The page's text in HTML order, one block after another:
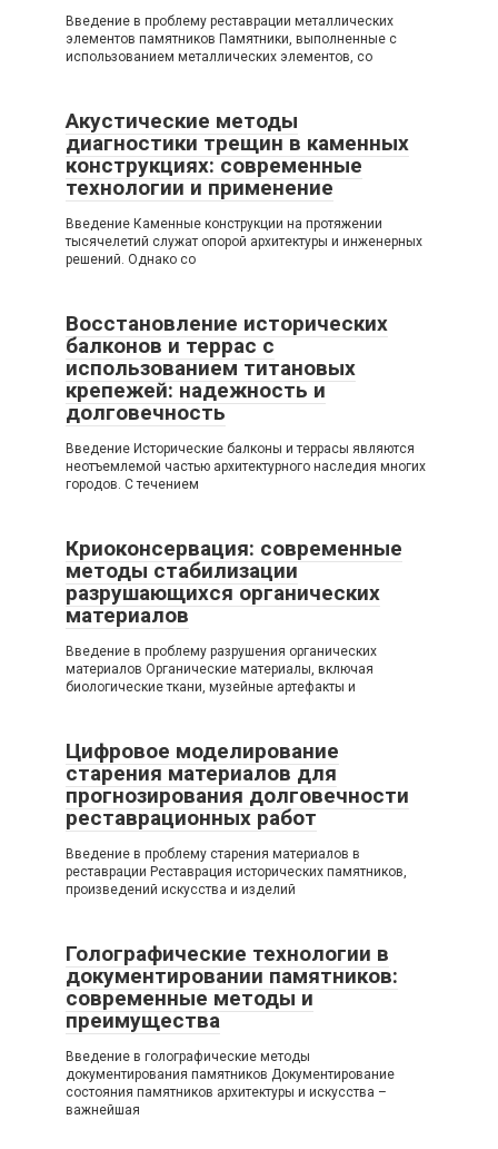
Введение в проблему реставрации металлических
элементов памятников Памятники, выполненные с
использованием металлических элементов, со
Акустические методы
диагностики трещин в каменных
конструкциях: современные
технологии и применение
Введение Каменные конструкции на протяжении
тысячелетий служат опорой архитектуры и инженерных
решений. Однако со
Восстановление исторических
балконов и террас с
использованием титановых
крепежей: надежность и
долговечность
Введение Исторические балконы и террасы являются
неотъемлемой частью архитектурного наследия многих
городов. С течением
Криоконсервация: современные
методы стабилизации
разрушающихся органических
материалов
Введение в проблему разрушения органических
материалов Органические материалы, включая
биологические ткани, музейные артефакты и
Цифровое моделирование
старения материалов для
прогнозирования долговечности
реставрационных работ
Введение в проблему старения материалов в
реставрации Реставрация исторических памятников,
произведений искусства и изделий
Голографические технологии в
документировании памятников:
современные методы и
преимущества
Введение в голографические методы
документирования памятников Документирование
состояния памятников архитектуры и искусства –
важнейшая